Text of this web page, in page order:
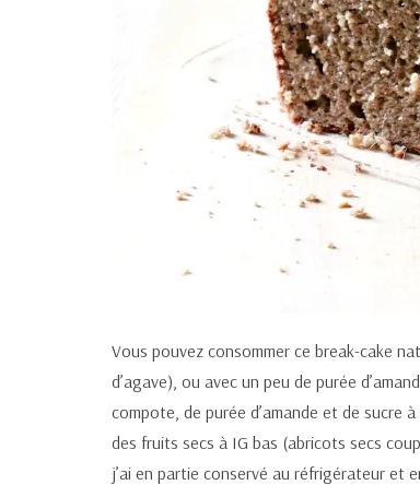
Vous pouvez consommer ce break-cake
d’agave), ou avec un peu de purée
compote, de purée d’amande et de sucre
des fruits secs à IG bas (abricots secs
j’ai en partie conservé au réfrigérateur et